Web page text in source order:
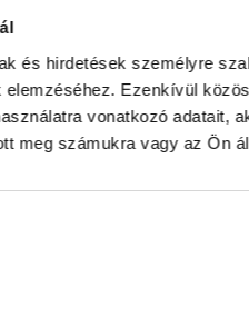
és hirdetések személyre
elemzéséhez. Ezenkívül
vonatkozó adatait,
meg számukra vagy az Ön